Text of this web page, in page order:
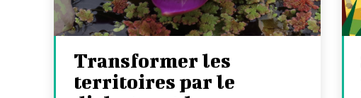
Transformer les
territoires par le